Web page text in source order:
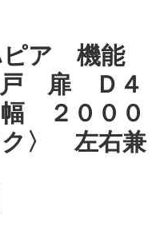
ピア 機能
戸 扉 Ｄ４
２０００
〉 左右兼